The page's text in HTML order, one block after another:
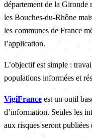
département de la Gironde
les Bouches‑du‑Rhône
les communes de France
l’application.
L’objectif est simple :
populations informées et
VigiFrance est un outil
d’information. Seules les
aux risques seront